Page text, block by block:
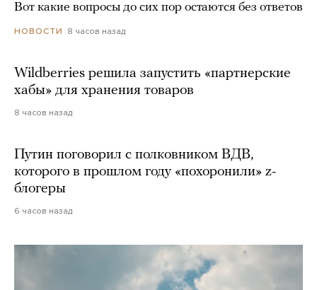
Вот какие вопросы до сих пор остаются без ответов
НОВОСТИ 8 часов назад
Wildberries решила запустить «партнерские
хабы» для хранения товаров
8 часов назад
Путин поговорил с полковником ВДВ,
которого в прошлом году «похоронили» z-
блогеры
6 часов назад